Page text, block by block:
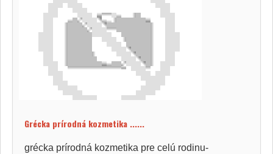
Grécka prírodná kozmetika ......
grécka prírodná kozmetika pre celú rodinu-